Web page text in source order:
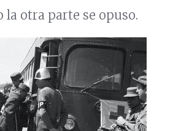
la otra parte se opuso.